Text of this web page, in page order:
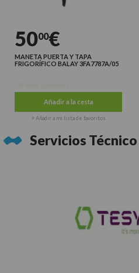
5000€
MANETA PUERTA Y TAPA
FRIGORÍFICO BALAY 3FA7787A/05
Añadir a la cesta
+ Añadir a mi lista de favoritos
Servicios